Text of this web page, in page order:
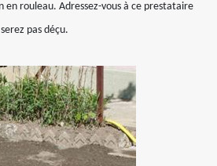
en rouleau. Adressez-vous à ce prestataire
pas déçu.